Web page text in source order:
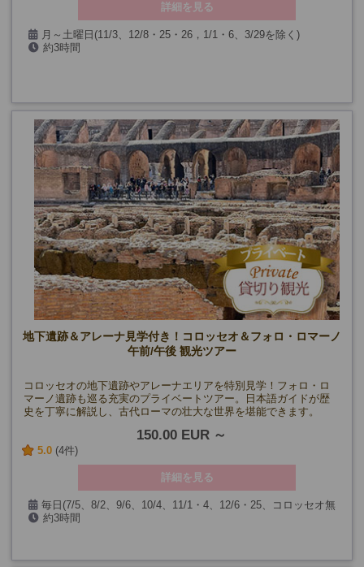
詳細を見る
月～土曜日(11/3、12/8・25・26，1/1・6、3/29を除く)
約3時間
地下遺跡＆アレーナ見学付き！コロッセオ＆フォロ・ロマーノ
午前/午後 観光ツアー
コロッセオの地下遺跡やアレーナエリアを特別見学！フォロ・ロ
マーノ遺跡も巡る充実のプライベートツアー。日本語ガイドが歴
史を丁寧に解説し、古代ローマの壮大な世界を堪能できます。
150.00 EUR
5.0 (4件)
詳細を見る
毎日(7/5、8/2、9/6、10/4、11/1・4、12/6・25、コロッセオ無
料開放日を除く)
約3時間